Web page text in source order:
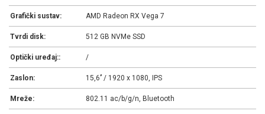
Grafički sustav: AMD Radeon RX Vega 7
Tvrdi disk: 512 GB NVMe SSD
Optički uređaj:: /
Zaslon: 15,6’’ / 1920 x 1080, IPS
Mreže: 802.11 ac/b/g/n, Bluetooth